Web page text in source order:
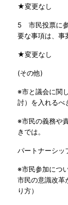
★変更なし
5 市民投票に
要な事項は、事
★変更なし
(その他)
※市と議会に関
討）を入れるべ
※市民の義務や
きでは。
パートナーシッ
※市民参加につ
市民の意識改革
り方）